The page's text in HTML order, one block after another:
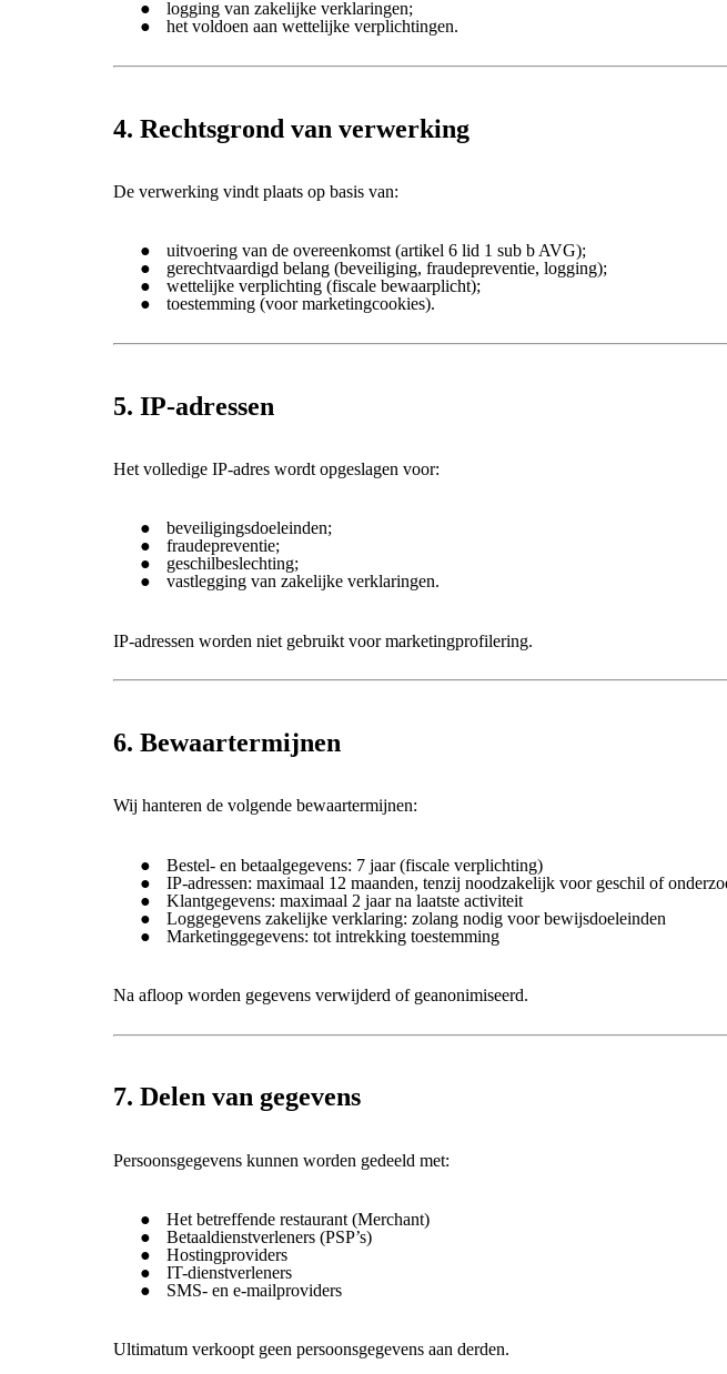
logging van zakelijke verklaringen;
het voldoen aan wettelijke verplichtingen.
4. Rechtsgrond van verwerking
De verwerking vindt plaats op basis van:
uitvoering van de overeenkomst (artikel 6 lid 1 sub b AVG);
gerechtvaardigd belang (beveiliging, fraudepreventie, logging);
wettelijke verplichting (fiscale bewaarplicht);
toestemming (voor marketingcookies).
5. IP-adressen
Het volledige IP-adres wordt opgeslagen voor:
beveiligingsdoeleinden;
fraudepreventie;
geschilbeslechting;
vastlegging van zakelijke verklaringen.
IP-adressen worden niet gebruikt voor marketingprofilering.
6. Bewaartermijnen
Wij hanteren de volgende bewaartermijnen:
Bestel- en betaalgegevens: 7 jaar (fiscale verplichting)
IP-adressen: maximaal 12 maanden, tenzij noodzakelijk voor geschil of
Klantgegevens: maximaal 2 jaar na laatste activiteit
Loggegevens zakelijke verklaring: zolang nodig voor bewijsdoeleinden
Marketinggegevens: tot intrekking toestemming
Na afloop worden gegevens verwijderd of geanonimiseerd.
7. Delen van gegevens
Persoonsgegevens kunnen worden gedeeld met:
Het betreffende restaurant (Merchant)
Betaaldienstverleners (PSP’s)
Hostingproviders
IT-dienstverleners
SMS- en e-mailproviders
Ultimatum verkoopt geen persoonsgegevens aan derden.